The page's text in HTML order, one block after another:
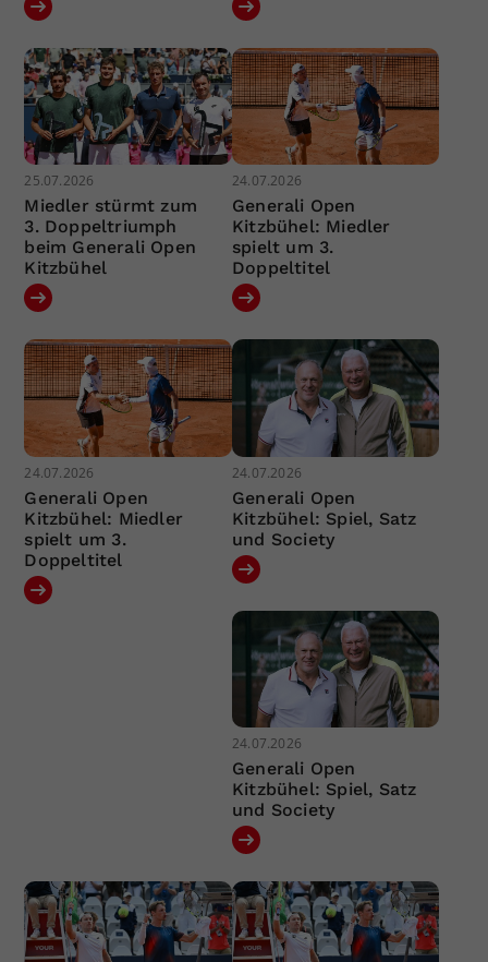
25.07.2026
Miedler stürmt zum
3. Doppeltriumph
beim Generali Open
Kitzbühel
24.07.2026
Generali Open
Kitzbühel: Miedler
spielt um 3.
Doppeltitel
24.07.2026
Generali Open
Kitzbühel: Miedler
spielt um 3.
Doppeltitel
24.07.2026
Generali Open
Kitzbühel: Spiel, Satz
und Society
24.07.2026
Generali Open
Kitzbühel: Spiel, Satz
und Society